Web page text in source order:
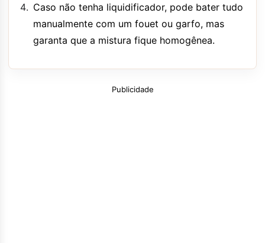
Caso não tenha liquidificador, pode bater tudo
manualmente com um fouet ou garfo, mas
garanta que a mistura fique homogênea.
Publicidade